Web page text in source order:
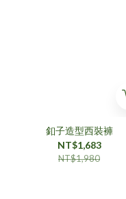
釦子造型西裝褲
NT$1,683
NT$1,980